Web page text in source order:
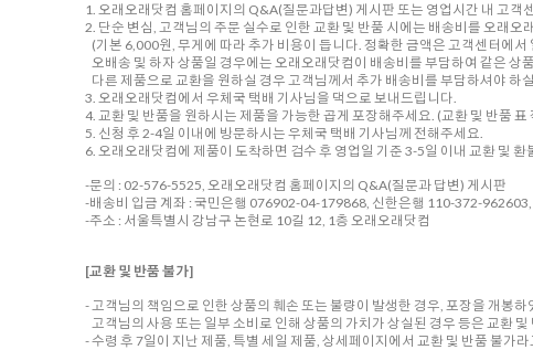
1. 오래오래닷컴 홈페이지의 Q&A(질문과답변) 게시판 또는 영업시간 내 고객
2. 단순 변심, 고객님의 주문 실수로 인한 교환 및 반품 시에는 배송비를 오래오
(기본 6,000원, 무게에 따라 추가 비용이 듭니다. 정확한 금액은 고객센터에서
오배송 및 하자 상품일 경우에는 오래오래닷컴이 배송비를 부담하여 같은 상
다른 제품으로 교환을 원하실 경우 고객님께서 추가 배송비를 부담하셔야 하
3. 오래오래닷컴에서 우체국 택배 기사님을 댁으로 보내드립니다.
4. 교환 및 반품을 원하시는 제품을 가능한 곱게 포장해주세요. (교환 및 반품 표
5. 신청 후 2-4일 이내에 방문하시는 우체국 택배 기사님께 전해주세요.
6. 오래오래닷컴에 제품이 도착하면 검수 후 영업일 기준 3-5일 이내 교환 및 환
-문의 : 02-576-5525, 오래오래닷컴 홈페이지의 Q&A(질문과 답변) 게시판
-배송비 입금 계좌 : 국민은행 076902-04-179868, 신한은행 110-372-
-주소 : 서울특별시 강남구 논현로 10길 12, 1층 오래오래닷컴
[교환 및 반품 불가]
- 고객님의 책임으로 인한 상품의 훼손 또는 불량이 발생한 경우, 포장을 개봉
고객님의 사용 또는 일부 소비로 인해 상품의 가치가 상실된 경우 등은 교환
- 수령 후 7일이 지난 제품, 특별 세일 제품, 상세페이지에서 교환 및 반품 불가